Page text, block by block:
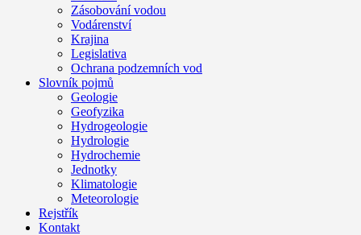
Zásobování vodou
Vodárenství
Krajina
Legislativa
Ochrana podzemních vod
Slovník pojmů
Geologie
Geofyzika
Hydrogeologie
Hydrologie
Hydrochemie
Jednotky
Klimatologie
Meteorologie
Rejstřík
Kontakt